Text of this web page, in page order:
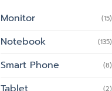
Monitor (15)
Notebook (135)
Smart Phone (8)
(2)